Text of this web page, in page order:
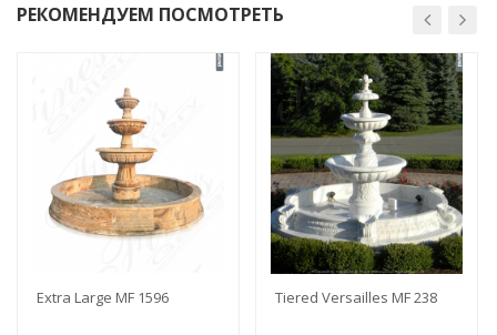
РЕКОМЕНДУЕМ ПОСМОТРЕТЬ
Extra Large MF 1596 Tiered Versailles MF 238